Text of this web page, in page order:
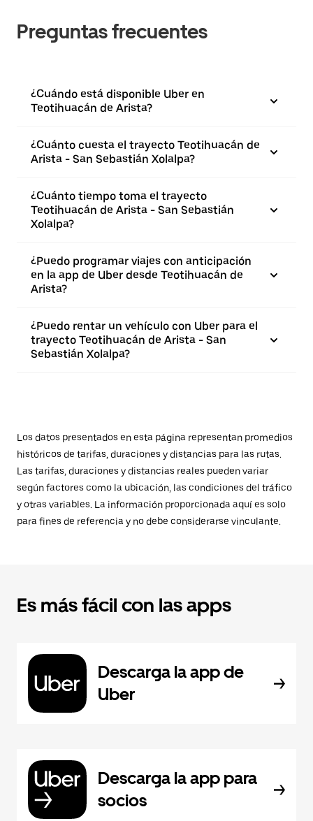
Preguntas frecuentes
¿Cuándo está disponible Uber en
Teotihuacán de Arista?
¿Cuánto cuesta el trayecto Teotihuacán de
Arista - San Sebastián Xolalpa?
¿Cuánto tiempo toma el trayecto
Teotihuacán de Arista - San Sebastián
Xolalpa?
¿Puedo programar viajes con anticipación
en la app de Uber desde Teotihuacán de
Arista?
¿Puedo rentar un vehículo con Uber para el
trayecto Teotihuacán de Arista - San
Sebastián Xolalpa?
Los datos presentados en esta página representan promedios
históricos de tarifas, duraciones y distancias para las rutas.
Las tarifas, duraciones y distancias reales pueden variar
según factores como la ubicación, las condiciones del tráfico
y otras variables. La información proporcionada aquí es solo
para fines de referencia y no debe considerarse vinculante.
Es más fácil con las apps
Descarga la app de
Uber
Descarga la app para
socios